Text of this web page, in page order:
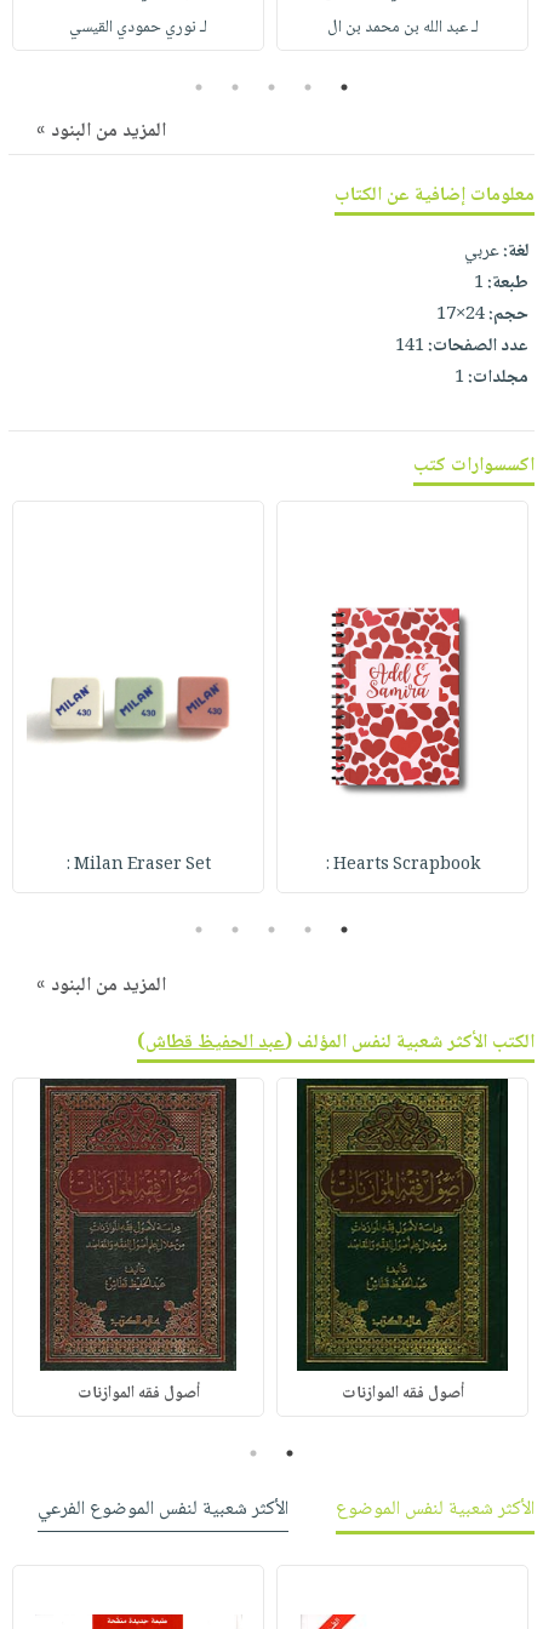
صابون
أطفال
فيديوهات
أسئلة
خدمات
نيل
انشر
كتابك
تواصل
معنا
عربة
الإصدارات
لـ عبد الله بن محمد بن ال
لـ نوري حمودي القيسي
1
2
3
4
5
المزيد من البنود »
معلومات إضافية عن الكتاب
لغة:عربي
طبعة:1
حجم:24×17
عدد الصفحات:141
مجلدات:1
اكسسوارات كتب
Hearts Scrapbook :
Milan Eraser Set :
1
2
3
4
5
المزيد من البنود »
الكتب الأكثر شعبية لنفس المؤلف (عبد الحفيظ قطاش)
أصول فقه الموازنات أصول فقه الموازنات
1
2
الأكثر شعبية لنفس الموضوع
الأكثر شعبية لنفس الموضوع الفرعي